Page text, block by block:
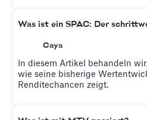
Was ist ein SPAC: Der
Caya
In diesem Artikel behandeln
wie seine bisherige
Renditechancen zeigt.